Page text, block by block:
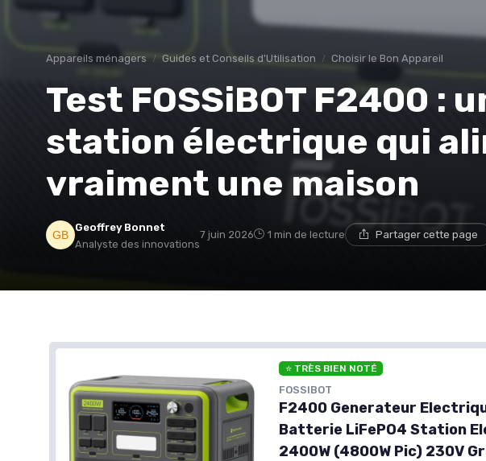
Appareils ménagers Guides et Conseils d'Utilisation Choisir le Bon Appareil
Test FOSSiBOT F2400 :
station électrique qui
vraiment une maison
Geoffrey Bonnet
Analyste des innovations
7 juin 2026 1 min de lecture Partager cette page
⭐ TRÈS BIEN NOTÉ
FOSSIBOT
F2400 Generateur
Batterie LiFePO4 Station
2400W (4800W Pic) 230V